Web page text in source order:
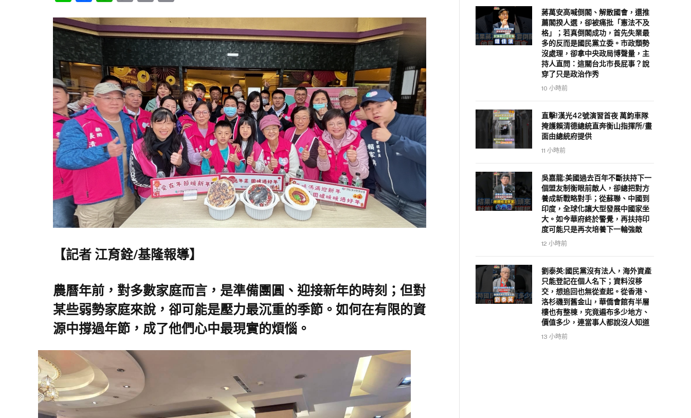
【記者 江育銓/基隆報導】
農曆年前，對多數家庭而言，是準備團圓、迎接新年的時刻；但對
某些弱勢家庭來說，卻可能是壓力最沉重的季節。如何在有限的資
源中撐過年節，成了他們心中最現實的煩惱。
蔣萬安高喊倒閣、解散國會，還推
薦閣揆人選，卻被痛批「憲法不及
格」；若真倒閣成功，首先失業最
多的反而是國民黨立委。市政頹勢
沒處理，卻拿中央政局博聲量，主
持人直問：這關台北市長屁事？說
穿了只是政治作秀
10 小時前
直擊!漢光42號演習首夜 萬鈞車隊
掩護賴清德總統直奔衡山指揮所/畫
面由總統府提供
11 小時前
吳嘉龍:美國過去百年不斷扶持下一
個盟友制衡眼前敵人，卻總把對方
養成新戰略對手；從蘇聯、中國到
印度，全球化讓大型發展中國家坐
大。如今華府終於警覺，再扶持印
度可能只是再次培養下一輪強敵
12 小時前
劉泰英:國民黨沒有法人，海外資產
只能登記在個人名下；資料沒移
交，想追回也無從查起。從香港、
洛杉磯到舊金山，華僑會館有半層
樓也有整棟，究竟遍布多少地方、
價值多少，連當事人都說沒人知道
13 小時前